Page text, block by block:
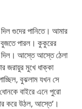
গুদের পানিতে। আমার
পারল। কুকুরের
দিল। আস্তে আস্তে ঠেলা
জরায়ুর মুখে ধাক্কা
বুঝলাম যখন সে
বাইরে এনে পুরো
করে উঠল, আস্তে’।